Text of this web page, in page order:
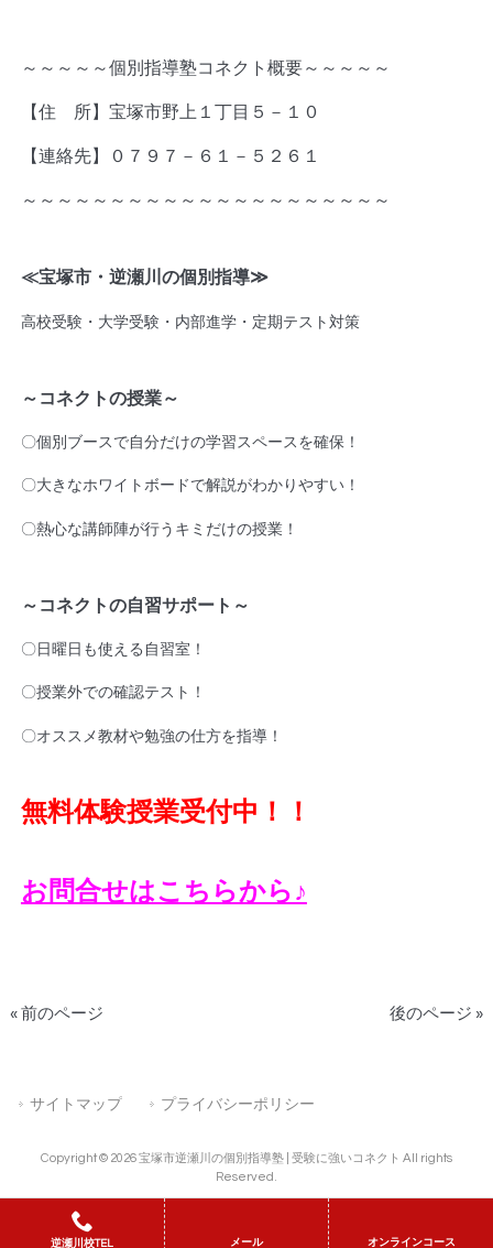
～～～～～個別指導塾コネクト概要～～～～～
【住 所】宝塚市野上１丁目５－１０
【連絡先】０７９７－６１－５２６１
～～～～～～～～～～～～～～～～～～～～～
≪宝塚市・逆瀬川の個別指導≫
高校受験・大学受験・内部進学・定期テスト対策
～コネクトの授業～
〇個別ブースで自分だけの学習スペースを確保！
〇大きなホワイトボードで解説がわかりやすい！
〇熱心な講師陣が行うキミだけの授業！
～コネクトの自習サポート～
〇日曜日も使える自習室！
〇授業外での確認テスト！
〇オススメ教材や勉強の仕方を指導！
無料体験授業受付中！！
お問合せはこちらから♪
« 前のページ 後のページ »
サイトマップ プライバシーポリシー
Copyright © 2026 宝塚市逆瀬川の個別指導塾 | 受験に強いコネクト All rights
Reserved.
逆瀬川校TEL メール オンラインコース